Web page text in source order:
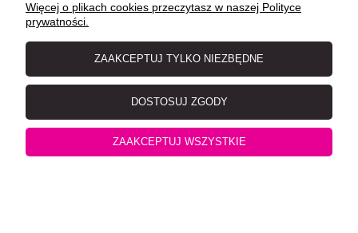
Więcej o plikach cookies przeczytasz w naszej Polityce
prywatności.
ZAAKCEPTUJ TYLKO NIEZBĘDNE
DOSTOSUJ ZGODY
ZAAKCEPTUJ WSZYSTKIE